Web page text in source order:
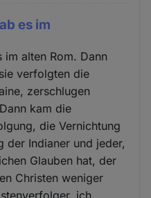
es im
alten Rom. Dann
verfolgten die
zerschlugen
kam die
die Vernichtung
der Indianer und jeder,
Glauben hat, der
Christen weniger
ich